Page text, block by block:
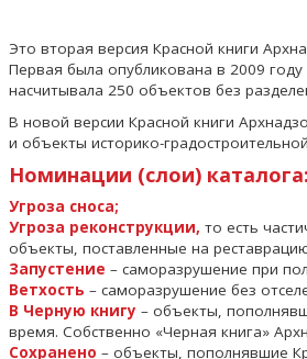
Это вторая версия Красной книги
Первая была опубликована в 2009
насчитывала 250 объектов без
В новой версии Красной книги
и объекты историко-
Номинации (слои) каталога:
Угроза сноса;
Угроза реконструкции, то есть
объекты, поставленные на
Запустение – саморазрушение при
Ветхость – саморазрушение без
В Черную книгу – объекты,
время. Собственно «Черная книга»
Сохранено – объекты, пополнявшие